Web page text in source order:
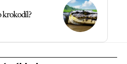
krokodíl?